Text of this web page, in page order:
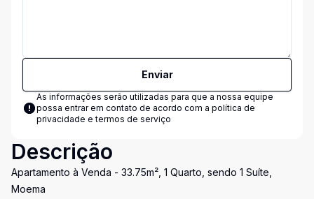
Enviar
As informações serão utilizadas para que a nossa equipe
possa entrar em contato de acordo com a política de
privacidade e termos de serviço
Descrição
Apartamento à Venda - 33.75m², 1 Quarto, sendo 1 Suíte,
Moema